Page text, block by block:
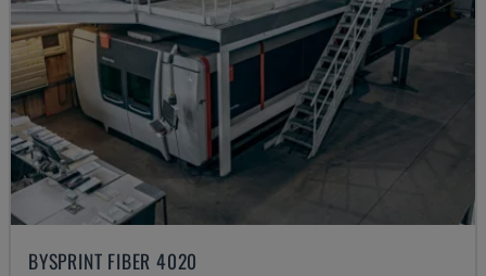
BYSPRINT FIBER 4020